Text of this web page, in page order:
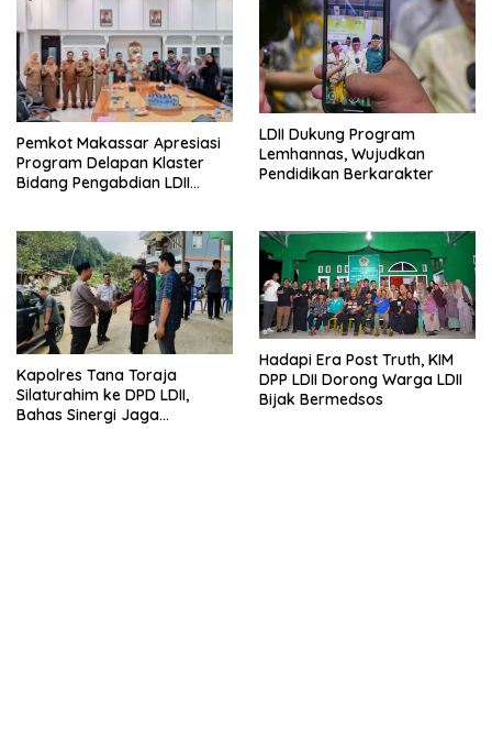
Pemkot Makassar Apresiasi
Program Delapan Klaster
Bidang Pengabdian LDII
LDII Dukung Program
Lemhannas, Wujudkan
Pendidikan Berkarakter
Kapolres Tana Toraja
Silaturahim ke DPD LDII,
Bahas Sinergi Jaga
Hadapi Era Post Truth, KIM
DPP LDII Dorong Warga LDII
Bijak Bermedsos